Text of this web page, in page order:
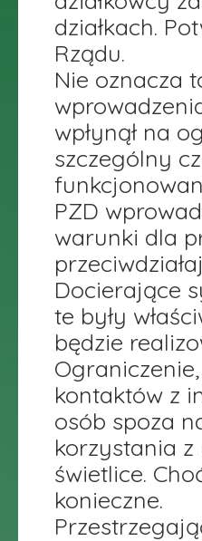
działkach.
Rządu.
Nie oznacza
wpłynął na
szczególny
PZD
warunki dla
Docierające
te były
będzie
kontaktów z
osób spoza
korzystania
świetlice.
konieczne.